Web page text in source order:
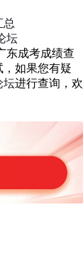
总
坛
东成考成绩查
，如果您有疑
坛进行查询，欢